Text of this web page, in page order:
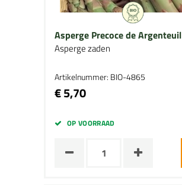
Asperge Precoce de Argenteuil
Asperge zaden
Artikelnummer: BIO-4865
€ 5,70
OP VOORRAAD